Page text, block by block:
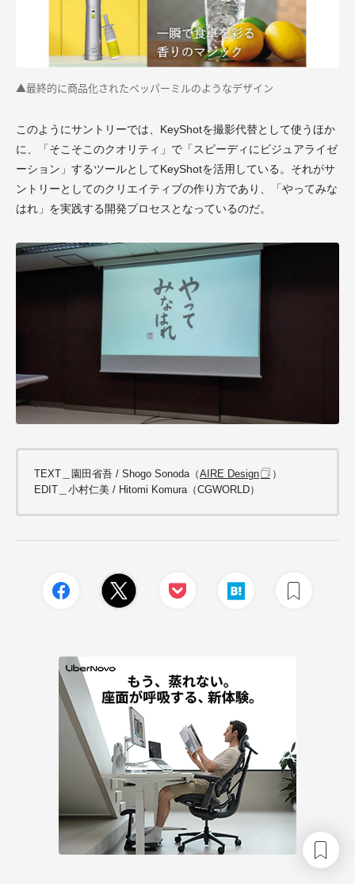
▲最終的に商品化されたペッパーミルのようなデザイン
このようにサントリーでは、KeyShotを撮影代替として使うほか
に、「そこそこのクオリティ」で「スピーディにビジュアライゼ
ーション」するツールとしてKeyShotを活用している。それがサ
ントリーとしてのクリエイティブの作り方であり、「やってみな
はれ」を実践する開発プロセスとなっているのだ。
TEXT＿園田省吾 / Shogo Sonoda（AIRE Design
）
EDIT＿小村仁美 / Hitomi Komura（CGWORLD）